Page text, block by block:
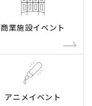
商業施設イベント
アニメイベント